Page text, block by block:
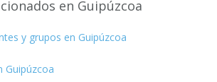
en Guipúzcoa
y grupos en Guipúzcoa
Guipúzcoa